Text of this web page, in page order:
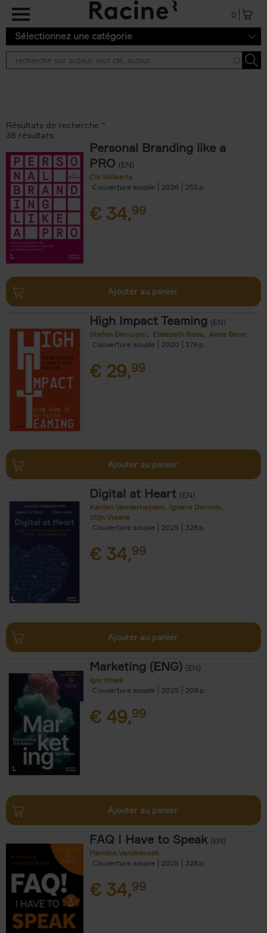
Aller au contenu principal
0
Sélectionnez une catégorie
Résultats de recherche ''
38 résultats
Personal Branding like a
PRO (EN)
Clo Willaerts
Couverture souple
2026 253
€ 34,99
Ajouter au panier
High Impact Teaming (EN)
Stefan Decuyper Elisabeth Raes
Anne Boon
Couverture souple
2020 176
€ 29,99
Ajouter au panier
Digital at Heart (EN)
Karlien Vanderheyden
Ignace Decroix
Stijn Viaene
Couverture souple
2025 328
€ 34,99
Ajouter au panier
Marketing (ENG) (EN)
Igor Nowé
Couverture souple
2025 208
€ 49,99
Ajouter au panier
FAQ I Have to Speak (EN)
Marnick Vandebroek
Couverture souple
2025 328
€ 34,99